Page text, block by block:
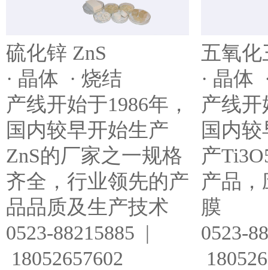
硫化锌 ZnS
· 晶体 · 烧结
产线开始于1986年，
国内较早开始生产
ZnS的厂家之一规格
齐全，行业领先的产
品品质及生产技术
0523-88215885 |
18052657602
五氧化
· 晶体
产线开
国内
产
产品
膜
0523-